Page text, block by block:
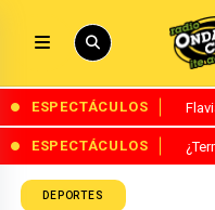
ESPECTÁCULOS
ESPECTÁCULOS
DEPORTES